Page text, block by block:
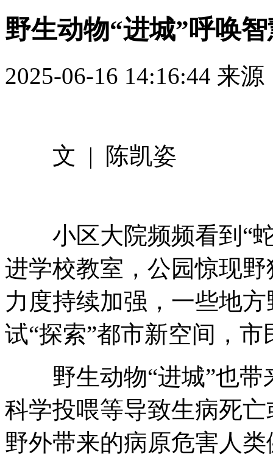
野生动物“进城”呼唤
2025-06-16 14:16:44 来
文 | 陈凯姿
小区大院频频看到“蛇
进学校教室，公园惊现
力度持续加强，一些地
试“探索”都市新空间，
野生动物“进城”也带
科学投喂等导致生病死
野外带来的病原危害人